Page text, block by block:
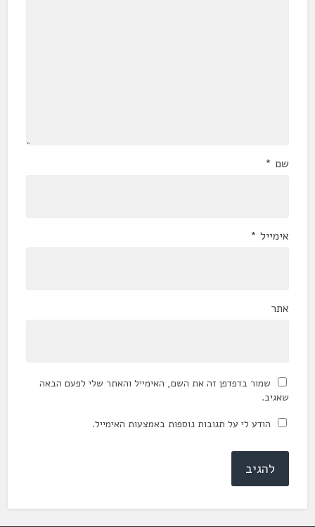
שם *
אימייל *
אתר
שמור בדפדפן זה את השם, האימייל והאתר שלי לפעם הבאה
שאגיב.
הודע לי על תגובות נוספות באמצעות האימייל.